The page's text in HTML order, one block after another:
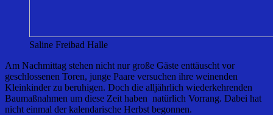
Saline Freibad Halle
Am Nachmittag stehen nicht nur große Gäste enttäuscht vor
geschlossenen Toren, junge Paare versuchen ihre weinenden
Kleinkinder zu beruhigen. Doch die alljährlich wiederkehrenden
Baumaßnahmen um diese Zeit haben natürlich Vorrang. Dabei hat
nicht einmal der kalendarische Herbst begonnen.